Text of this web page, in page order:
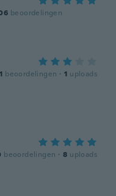
beoordelingen
beoordelingen · 1 uploads
beoordelingen · 8 uploads